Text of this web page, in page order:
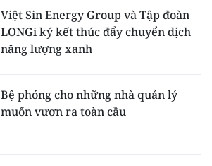
Việt Sin Energy Group và Tập đoàn
LONGi ký kết thúc đẩy chuyển dịch
năng lượng xanh
Bệ phóng cho những nhà quản lý
muốn vươn ra toàn cầu